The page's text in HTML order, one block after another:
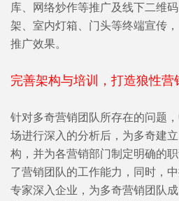
库、网络炒作等推广及线下二维
架、室内灯箱、门头等终端宣传
推广效果。
完善架构与培训，打造狼性营
针对多奇营销团队所存在的问题
场进行深入的分析后，为多奇建
构，并为各营销部门制定明确的
了营销团队的工作能力，同时，
专家深入企业，为多奇营销团队